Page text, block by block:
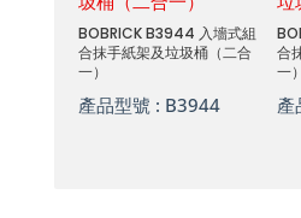
BOBRICK B3944 入墻式組
合抹手紙架及垃圾桶（二合
一）
產品型號 : B3944
合
一）
產